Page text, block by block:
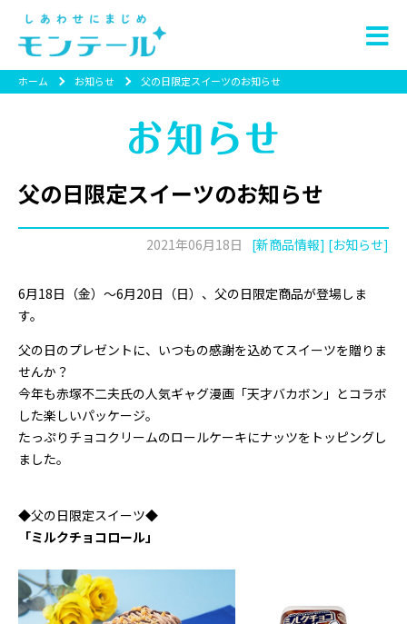
ホーム お知らせ 父の日限定スイーツのお知らせ
父の日限定スイーツのお知らせ
2021年06月18日 [新商品情報] [お知らせ]
6月18日（金）～6月20日（日）、父の日限定商品が登場しま
す。
父の日のプレゼントに、いつもの感謝を込めてスイーツを贈りま
せんか？
今年も赤塚不二夫氏の人気ギャグ漫画「天才バカボン」とコラボ
した楽しいパッケージ。
たっぷりチョコクリームのロールケーキにナッツをトッピングし
ました。
◆父の日限定スイーツ◆
「ミルクチョコロール」